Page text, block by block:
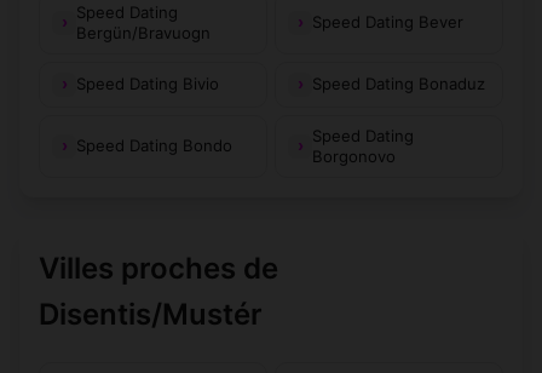
Speed Dating
Bergün/Bravuogn
Speed Dating Bever
Speed Dating Bivio Speed Dating Bonaduz
Speed Dating Bondo
Speed Dating
Borgonovo
Villes proches de
Disentis/Mustér